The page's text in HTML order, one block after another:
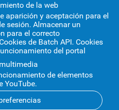
E HISTORIA
de Padilla, s/n.
41004.
954 55 13 40
+info
de la web
aparición y aceptación para el
sesión. Almacenar un
para el correcto
de Batch API. Cookies
del portal
de elementos
YouTube.